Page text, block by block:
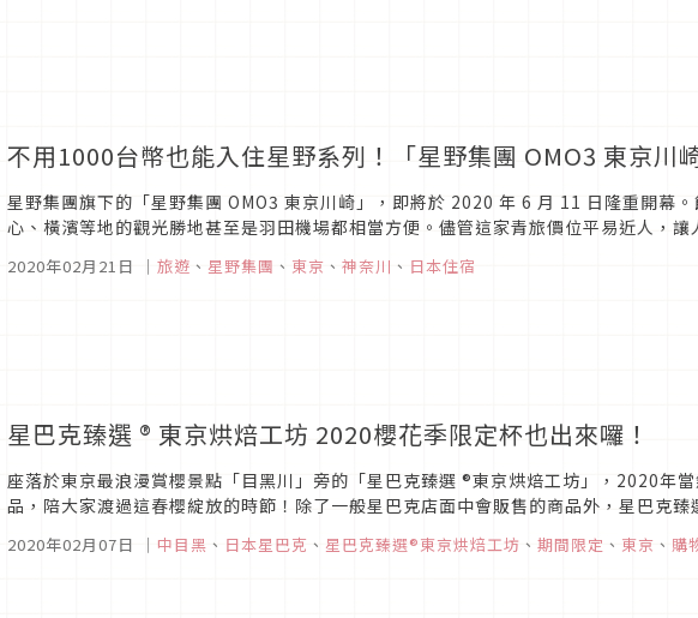
不用1000台幣也能入住星野系列！「星野集團 OMO3 東京川
星野集團旗下的「星野集團 OMO3 東京川崎」，即將於 2020 年 6 月 11 日隆重開幕
心、橫濱等地的觀光勝地甚至是羽田機場都相當方便。儘管這家青旅價位平易近人，
2020年02月21日 ｜ 旅遊 、 星野集團 、 東京 、 神奈川 、 日本住宿
星巴克臻選 ® 東京烘焙工坊 2020櫻花季限定杯也出來囉！
座落於東京最浪漫賞櫻景點「目黑川」旁的「星巴克臻選 ®東京烘焙工坊」，2020年
品，陪大家渡過這春櫻綻放的時節！除了一般星巴克店面中會販售的商品外，星巴克
只有在這裡才能購買得到的餐點、飲品及商品喔，趕快來先睹為快吧！星巴克臻選 ® 東
2020年02月07日 ｜ 中目黑 、 日本星巴克 、 星巴克臻選®東京烘焙工坊 、 期間限定 、 東京 、 購